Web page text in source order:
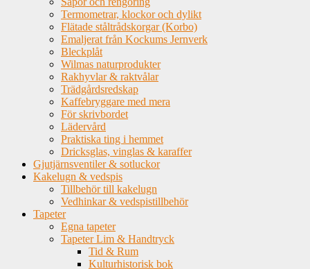
Termometrar, klockor och dylikt
Flätade ståltrådskorgar (Korbo)
Emaljerat från Kockums Jernverk
Bleckplåt
Wilmas naturprodukter
Rakhyvlar & raktvålar
Trädgårdsredskap
Kaffebryggare med mera
För skrivbordet
Lädervård
Praktiska ting i hemmet
Dricksglas, vinglas & karaffer
Gjutjärnsventiler & sotluckor
Kakelugn & vedspis
Tillbehör till kakelugn
Vedhinkar & vedspistillbehör
Tapeter
Egna tapeter
Tapeter Lim & Handtryck
Tid & Rum
Kulturhistorisk bok